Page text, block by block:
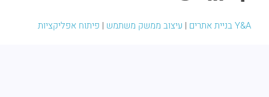
Y&A בניית אתרים | עיצוב ממשק משתמש | פיתוח אפליקציות